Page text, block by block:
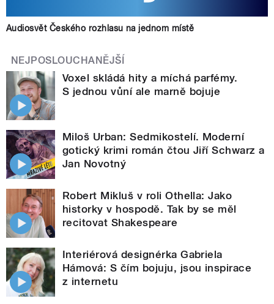
Audiosvět Českého rozhlasu na jednom místě
NEJPOSLOUCHANĚJŠÍ
Voxel skládá hity a míchá parfémy.
S jednou vůní ale marně bojuje
Miloš Urban: Sedmikostelí. Moderní
gotický krimi román čtou Jiří Schwarz a
Jan Novotný
Robert Mikluš v roli Othella: Jako
historky v hospodě. Tak by se měl
recitovat Shakespeare
Interiérová designérka Gabriela
Hámová: S čím bojuju, jsou inspirace
z internetu